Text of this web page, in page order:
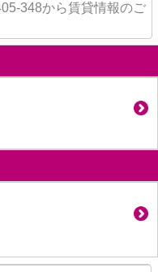
348から賃貸情報のご